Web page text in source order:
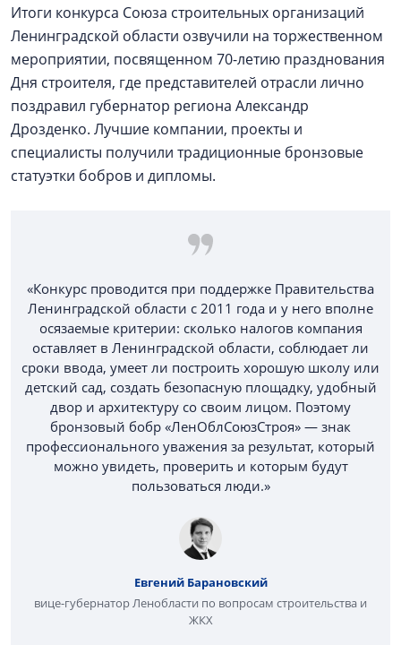
Итоги конкурса Союза строительных организаций
Ленинградской области озвучили на торжественном
мероприятии, посвященном 70-летию празднования
Дня строителя, где представителей отрасли лично
поздравил губернатор региона Александр
Дрозденко. Лучшие компании, проекты и
специалисты получили традиционные бронзовые
статуэтки бобров и дипломы.
«Конкурс проводится при поддержке Правительства
Ленинградской области с 2011 года и у него вполне
осязаемые критерии: сколько налогов компания
оставляет в Ленинградской области, соблюдает ли
сроки ввода, умеет ли построить хорошую школу или
детский сад, создать безопасную площадку, удобный
двор и архитектуру со своим лицом. Поэтому
бронзовый бобр «ЛенОблСоюзСтроя» — знак
профессионального уважения за результат, который
можно увидеть, проверить и которым будут
пользоваться люди.»
Евгений Барановский
вице-губернатор Ленобласти по вопросам строительства и
ЖКХ